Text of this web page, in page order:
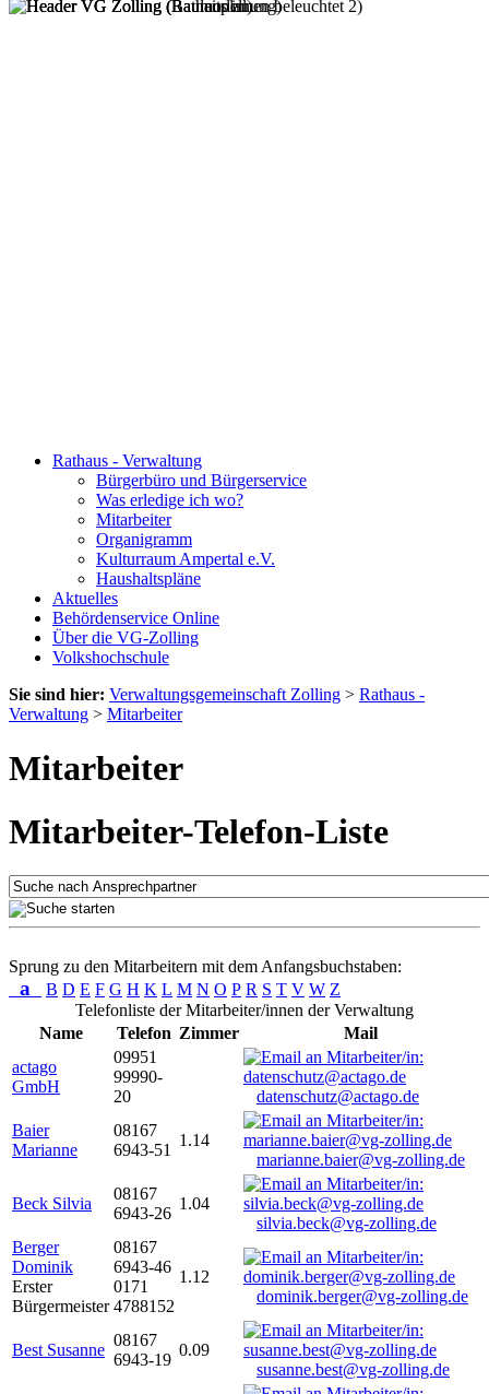
Rathaus - Verwaltung
Bürgerbüro und Bürgerservice
Was erledige ich wo?
Mitarbeiter
Organigramm
Kulturraum Ampertal e.V.
Haushaltspläne
Aktuelles
Behördenservice Online
Über die VG-Zolling
Volkshochschule
Sie sind hier: Verwaltungsgemeinschaft Zolling > Rathaus -
Verwaltung > Mitarbeiter
Mitarbeiter
Mitarbeiter-Telefon-Liste
Sprung zu den Mitarbeitern mit dem Anfangsbuchstaben:
a B D E F G H K L M N O P R S T V W Z
Telefonliste der Mitarbeiter/innen der Verwaltung
Name
Telefon Zimmer
Mail
actago
GmbH
09951
99990-
20
datenschutz@actago.de
Baier
Marianne
08167
6943-51
1.14
marianne.baier@vg-zolling.de
Beck Silvia
08167
6943-26
1.04
silvia.beck@vg-zolling.de
Berger
Dominik
Erster
Bürgermeister
08167
6943-46
0171
4788152
1.12
dominik.berger@vg-zolling.de
Best Susanne
08167
6943-19
0.09
susanne.best@vg-zolling.de